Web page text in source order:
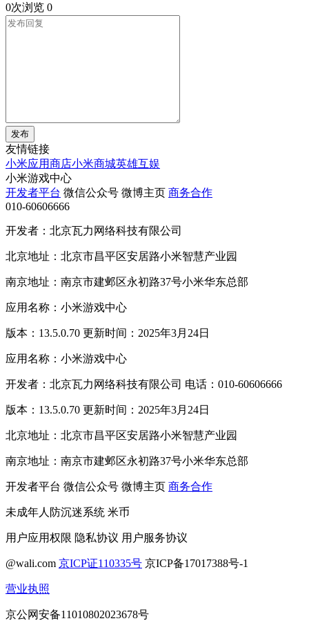
0次浏览 0
发布
友情链接
小米应用商店小米商城英雄互娱
小米游戏中心
开发者平台 微信公众号 微博主页 商务合作
010-60606666
开发者：北京瓦力网络科技有限公司
北京地址：北京市昌平区安居路小米智慧产业园
南京地址：南京市建邺区永初路37号小米华东总部
应用名称：小米游戏中心
版本：13.5.0.70 更新时间：2025年3月24日
应用名称：小米游戏中心
开发者：北京瓦力网络科技有限公司 电话：010-60606666
版本：13.5.0.70 更新时间：2025年3月24日
北京地址：北京市昌平区安居路小米智慧产业园
南京地址：南京市建邺区永初路37号小米华东总部
开发者平台 微信公众号 微博主页 商务合作
未成年人防沉迷系统 米币
用户应用权限 隐私协议 用户服务协议
@wali.com 京ICP证110335号 京ICP备17017388号-1
营业执照
京公网安备11010802023678号